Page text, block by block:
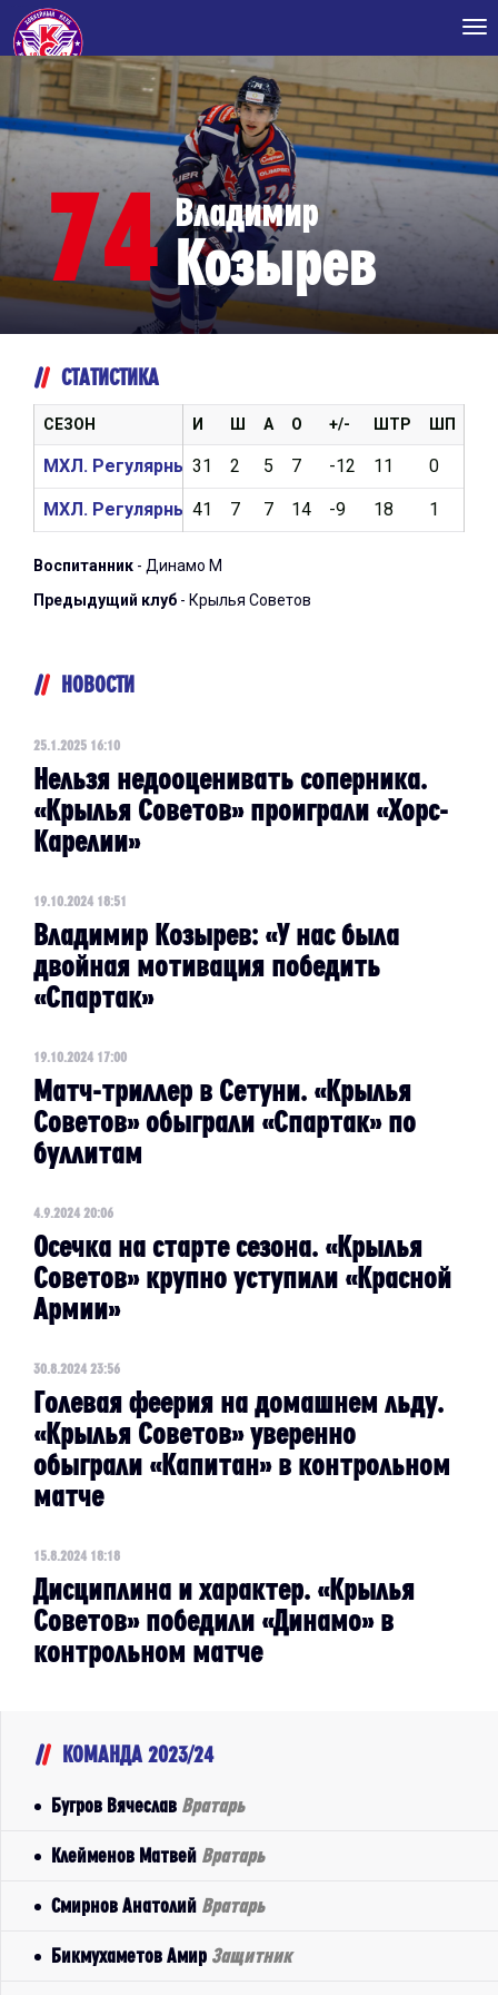
74 Владимир
Козырев
СТАТИСТИКА
И Ш А О +/- ШТР ШП
31 2 5 7 -12 11 0
41 7 7 14 -9 18 1
СЕЗОН
МХЛ. Регулярный чемпионат 2024/2025
МХЛ. Регулярный чемпионат 2023/2024
Воспитанник - Динамо М
Предыдущий клуб - Крылья Советов
НОВОСТИ
25.1.2025 16:10
Нельзя недооценивать соперника.
«Крылья Советов» проиграли «Хорс-
Карелии»
19.10.2024 18:51
Владимир Козырев: «У нас была
двойная мотивация победить
«Спартак»
19.10.2024 17:00
Матч-триллер в Сетуни. «Крылья
Советов» обыграли «Спартак» по
буллитам
4.9.2024 20:06
Осечка на старте сезона. «Крылья
Советов» крупно уступили «Красной
Армии»
30.8.2024 23:56
Голевая феерия на домашнем льду.
«Крылья Советов» уверенно
обыграли «Капитан» в контрольном
матче
15.8.2024 18:18
Дисциплина и характер. «Крылья
Советов» победили «Динамо» в
контрольном матче
КОМАНДА 2023/24
Бугров Вячеслав Вратарь
Клейменов Матвей Вратарь
Смирнов Анатолий Вратарь
Бикмухаметов Амир Защитник